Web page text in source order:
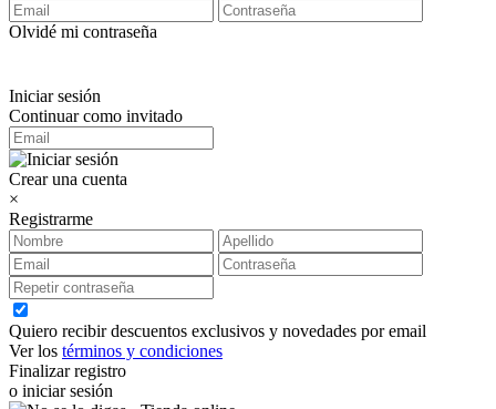
Olvidé mi contraseña
Iniciar sesión
Continuar como invitado
Crear una cuenta
×
Registrarme
Quiero recibir descuentos exclusivos y novedades por email
Ver los términos y condiciones
Finalizar registro
o iniciar sesión